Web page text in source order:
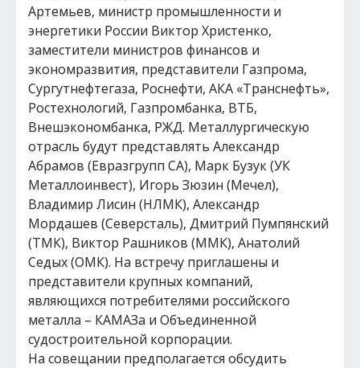
Артемьев, министр промышленности и
энергетики России Виктор Христенко,
заместители министров финансов и
экономразвития, представители Газпрома,
Сургутнефтегаза, Роснефти, АКА «Транснефть»,
Ростехнологий, Газпромбанка, ВТБ,
Внешэкономбанка, РЖД. Металлургическую
отрасль будут представлять Александр
Абрамов (Евразгрупп СА), Марк Бузук (УК
Металлоинвест), Игорь Зюзин (Мечел),
Владимир Лисин (НЛМК), Александр
Мордашев (Северсталь), Дмитрий Пумпянский
(ТМК), Виктор Рашников (ММК), Анатолий
Седых (ОМК). На встречу приглашены и
представители крупных компаний,
являющихся потребителями российского
металла – КАМАЗа и Объединенной
судостроительной корпорации.
На совещании предполагается обсудить